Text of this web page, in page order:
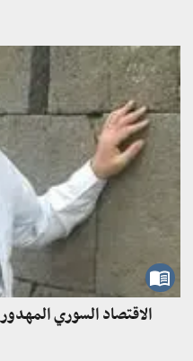
الاقتصاد السوري المهدور في